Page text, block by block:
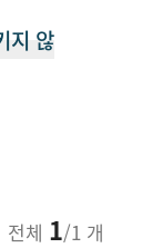
지 않
전체 1/1 개